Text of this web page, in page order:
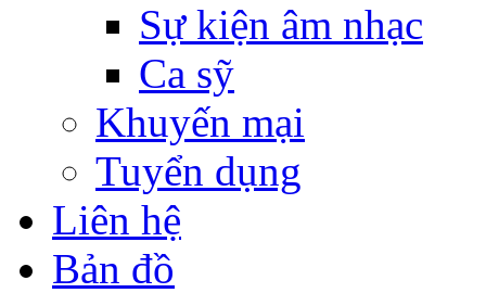
Sự kiện âm nhạc
Ca sỹ
Khuyến mại
Tuyển dụng
Liên hệ
Bản đồ